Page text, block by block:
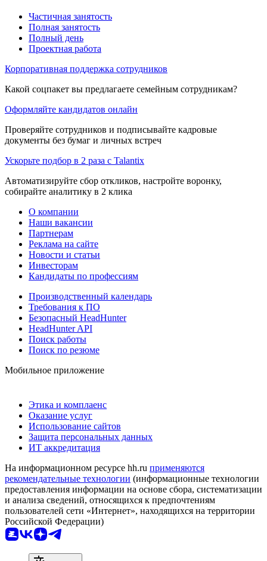
Частичная занятость
Полная занятость
Полный день
Проектная работа
Корпоративная поддержка сотрудников
Какой соцпакет вы предлагаете семейным сотрудникам?
Оформляйте кандидатов онлайн
Проверяйте сотрудников и подписывайте кадровые
документы без бумаг и личных встреч
Ускорьте подбор в 2 раза с Talantix
Автоматизируйте сбор откликов, настройте воронку,
собирайте аналитику в 2 клика
О компании
Наши вакансии
Партнерам
Реклама на сайте
Новости и статьи
Инвесторам
Кандидаты по профессиям
Производственный календарь
Требования к ПО
Безопасный HeadHunter
HeadHunter API
Поиск работы
Поиск по резюме
Мобильное приложение
Этика и комплаенс
Оказание услуг
Использование сайтов
Защита персональных данных
ИТ аккредитация
На информационном ресурсе hh.ru применяются
рекомендательные технологии (информационные технологии
предоставления информации на основе сбора, систематизации
и анализа сведений, относящихся к предпочтениям
пользователей сети «Интернет», находящихся на территории
Российской Федерации)